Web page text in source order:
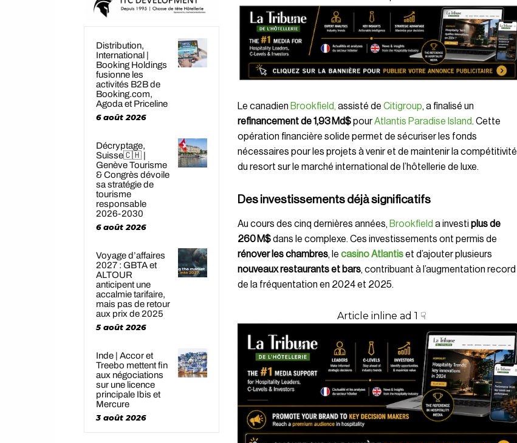
Distribution,
International |
Booking Holdings
fusionne les
activités B2B de
Booking.com,
Agoda et Priceline
6 août 2026
Décryptage,
Suisse🇨🇭 |
Genève Tourisme
& Congrès dévoile
sa stratégie de
tourisme
responsable
2026-2030
6 août 2026
Voyage d’affaires
2027 : GBTA et
ALTOUR
anticipent une
accalmie tarifaire,
mais pas de retour
aux prix de 2025
5 août 2026
Inde | Accor et
Treebo mettent fin
aux négociations
sur une licence
principale Ibis et
Mercure
3 août 2026
Le canadien Brookfield, assisté de Citigroup, a finalisé un
refinancement de 1,93 Md$pourAtlantis Paradise Island. Cette
opération financière solide permet de sécuriser les fonds
nécessaires pour les projets à venir et de maintenir la compétitivité
du resort sur le marché international de l’hôtellerie de luxe.
Des investissements déjà significatifs
Au cours des cinq dernières années, Brookfield a investi plus de
260 M$dans le complexe. Ces investissements ont permis de
rénover les chambres, le casino Atlantiset d’ajouter plusieurs
nouveaux restaurants et bars, contribuant à l’augmentation record
de la fréquentation en 2024 et 2025.
Article inline ad 1 ☟